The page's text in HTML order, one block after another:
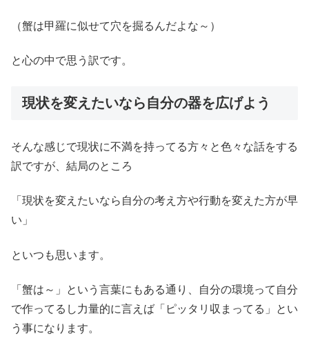
（蟹は甲羅に似せて穴を掘るんだよな～）
と心の中で思う訳です。
現状を変えたいなら自分の器を広げよう
そんな感じで現状に不満を持ってる方々と色々な話をする
訳ですが、結局のところ
「現状を変えたいなら自分の考え方や行動を変えた方が早
い」
といつも思います。
「蟹は～」という言葉にもある通り、自分の環境って自分
で作ってるし力量的に言えば「ピッタリ収まってる」とい
う事になります。